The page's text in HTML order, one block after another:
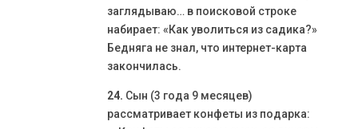
заглядываю… в поисковой строке
набирает: «Как уволиться из садика?»
Бедняга не знал, что интернет-карта
закончилась.
24. Сын (3 года 9 месяцев)
рассматривает конфеты из подарка: